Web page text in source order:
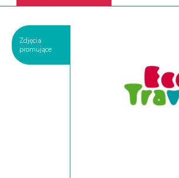
Zdjęcia
promujące